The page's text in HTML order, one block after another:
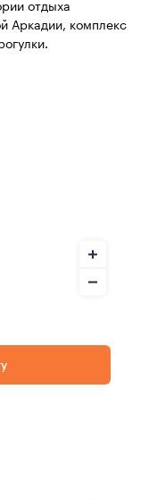
отдыха
Аркадии, комплекс